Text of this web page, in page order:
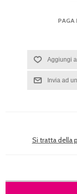
PAGA
Si tratta della